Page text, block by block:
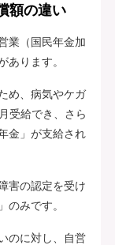
額の違い
業（国民年金加
あります。
め、病気やケガ
受給でき、さら
金」が支給され
害の認定を受け
のみです。
のに対し、自営